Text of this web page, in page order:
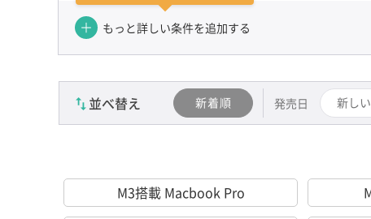
もっと詳しい条件を追加する
並べ替え 新着順 発売日 新し
M3搭載 Macbook Pro